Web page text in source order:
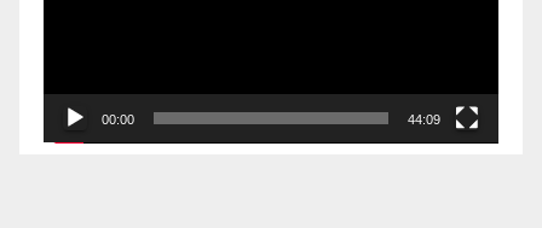
00:00 44:09